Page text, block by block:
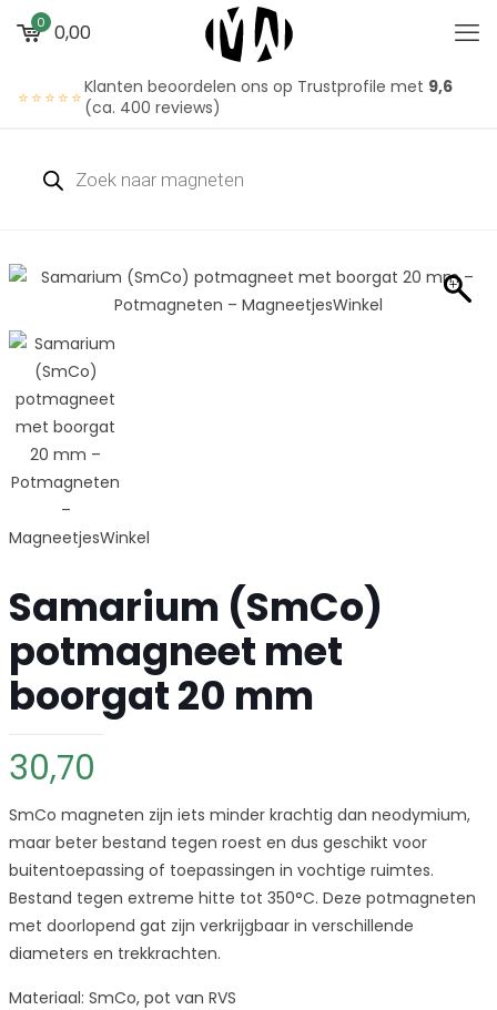
0 0,00
⭐⭐⭐⭐⭐Klanten beoordelen ons op Trustprofile met 9,6
(ca. 400 reviews)
Samarium (SmCo)
potmagneet met
boorgat 20 mm
30,70
SmCo magneten zijn iets minder krachtig dan neodymium,
maar beter bestand tegen roest en dus geschikt voor
buitentoepassing of toepassingen in vochtige ruimtes.
Bestand tegen extreme hitte tot 350°C. Deze potmagneten
met doorlopend gat zijn verkrijgbaar in verschillende
diameters en trekkrachten.
Materiaal: SmCo, pot van RVS